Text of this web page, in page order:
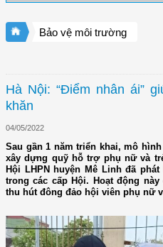
Bảo vệ môi trường
Hà Nội: “Điểm nhân ái”
khăn
04/05/2022
Sau gần 1 năm triển khai, mô
xây dựng quỹ hỗ trợ phụ nữ và
Hội LHPN huyện Mê Linh đã
trong các cấp Hội. Hoạt động
thu hút đông đảo hội viên phụ nữ